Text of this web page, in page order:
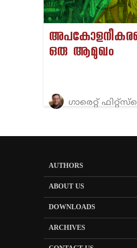
ഒരു ആമുഖം
ഗാരെറ്റ്
AUTHORS
ABOUT US
DOWNLOADS
ARCHIVES